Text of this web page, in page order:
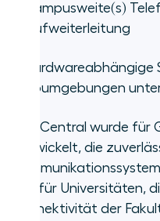
Campusweite(s)
Anrufweiterleitung
Hardwareabhängige
Büroumgebungen
RingCentral wurde für
entwickelt, die
gut für Universitäten,
Konnektivität der